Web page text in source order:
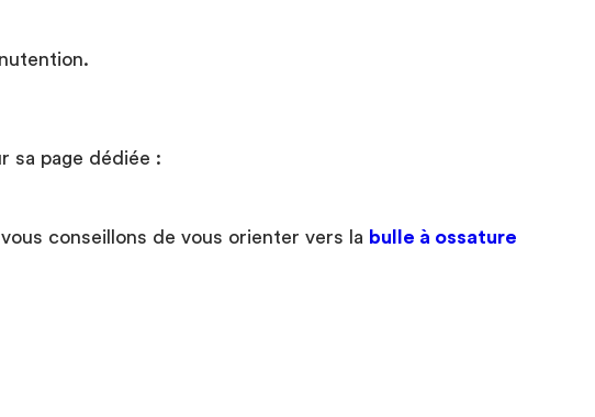
sa page dédiée :
conseillons de vous orienter vers la bulle à ossature